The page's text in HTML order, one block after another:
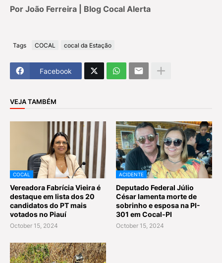
Por João Ferreira | Blog Cocal Alerta
Tags COCAL cocal da Estação
Facebook
VEJA TAMBÉM
COCAL
Vereadora Fabrícia Vieira é
destaque em lista dos 20
candidatos do PT mais
votados no Piauí
October 15, 2024
ACIDENTE
Deputado Federal Júlio
César lamenta morte de
sobrinho e esposa na PI-
301 em Cocal-PI
October 15, 2024